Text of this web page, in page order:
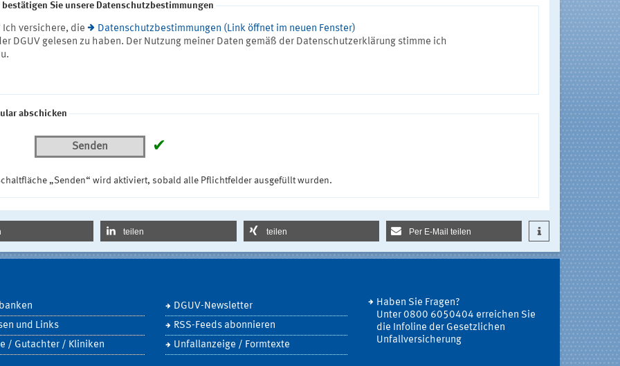
Sie unsere Datenschutzbestimmungen
Ich versichere, die
Datenschutzbestimmungen (Link öffnet im neuen Fenster)
DGUV gelesen zu haben. Der Nutzung meiner Daten gemäß der Datenschutzerklärung stimme ich
abschicken
Senden ✔
„Senden“ wird aktiviert, sobald alle Pflichtfelder ausgefüllt wurden.
teilen teilen Per E-Mail teilen
und Links
/ Gutachter / Kliniken
DGUV-Newsletter
RSS-Feeds abonnieren
Unfallanzeige / Formtexte
Haben Sie Fragen?
Unter 0800 6050404 erreichen Sie
die Infoline der Gesetzlichen
Unfallversicherung